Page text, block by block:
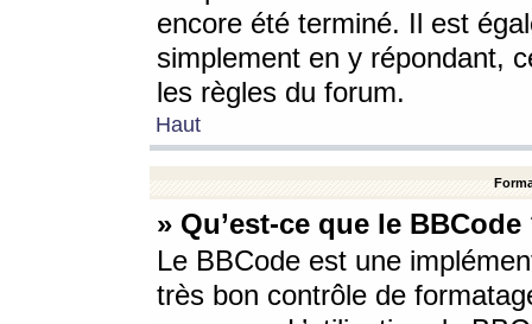
encore été terminé. Il est
simplement en y répondant,
les règles du forum.
Haut
» Qu’est-ce que le BBCode
Le BBCode est une
très bon contrôle de